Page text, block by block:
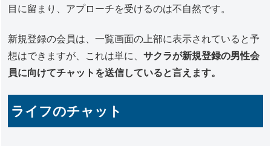
目に留まり、アプローチを受けるのは不自然です。
新規登録の会員は、一覧画面の上部に表示されていると予
想はできますが、これは単に、サクラが新規登録の男性会
員に向けてチャットを送信していると言えます。
ライフのチャット